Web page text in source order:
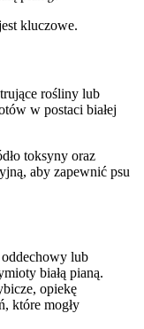
kluczowe.
rośliny lub
w postaci białej
toksyny oraz
aby zapewnić psu
oddechowy lub
białą pianą.
opiekę
które mogły